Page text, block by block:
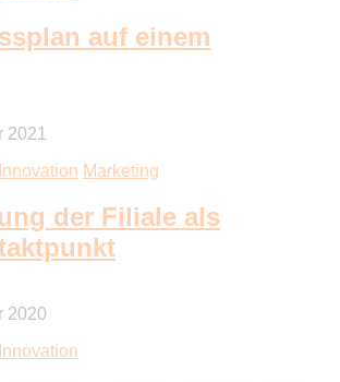
auf einem
2021
Innovation Marketing
der Filiale als
2020
Innovation